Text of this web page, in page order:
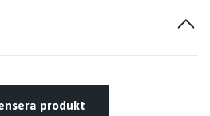
produkt